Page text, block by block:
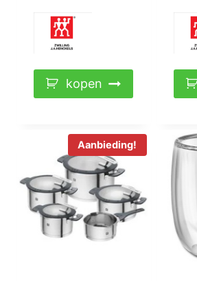
kopen
Aanbieding!